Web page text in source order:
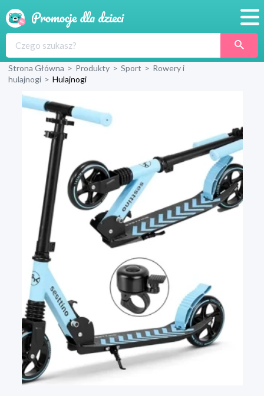
Produkty
Wyprawka
Strona Główna > Produkty > Sport > Rowery i
hulajnogi > Hulajnogi